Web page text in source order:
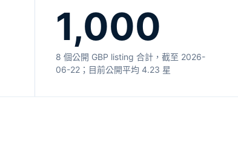
1,000
8 個公開 GBP listing 合計，截至 2026-
06-22；目前公開平均 4.23 星